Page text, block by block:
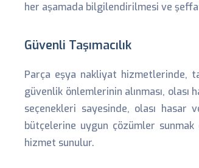
her aşamada bilgilendirilmesi ve
Güvenli Taşımacılık
Parça eşya nakliyat hizmetlerinde,
güvenlik önlemlerinin alınması,
seçenekleri sayesinde, olası hasar
bütçelerine uygun çözümler
hizmet sunulur.